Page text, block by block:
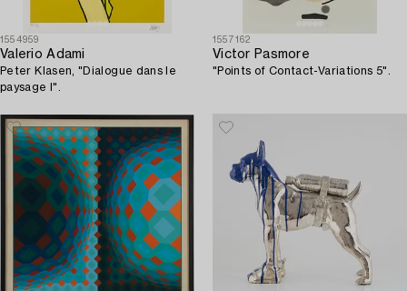
1554959
Valerio Adami
Peter Klasen, "Dialogue dans le
paysage I".
1557162
Victor Pasmore
"Points of Contact-Variations 5".